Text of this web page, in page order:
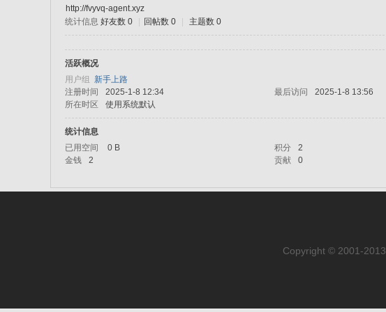
http://fvyvq-agent.xyz
统计信息 好友数 0 回帖数 0 主题数 0
活跃概况
用户组 新手上路
注册时间
2025-1-8 12:34 最后访问 2025-1-8 13:56
所在时区
使用系统默认
统计信息
已用空间
0 B 积分 2
金钱
2 贡献 0
Copyright © 2001-2013